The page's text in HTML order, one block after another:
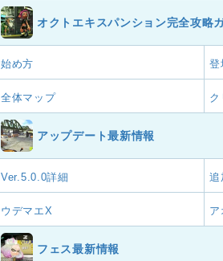
オクトエキスパンション完全攻略
始め方 登
全体マップ ク
アップデート最新情報
Ver.5.0.0詳細 追
ウデマエX ア
フェス最新情報